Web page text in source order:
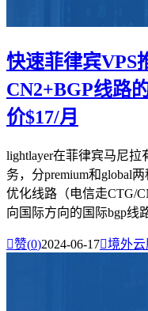
快速菲律宾VPS
CN2+BGP线路
价$17/月
lightlayer在菲律宾马尼拉
务，分premium和global
优化线路（电信走CTG/
向国际方向的国际bgp线
赞(0)2024-06-17境外